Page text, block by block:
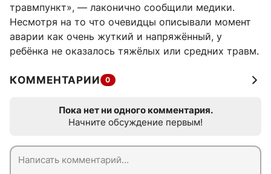
травмпункт», — лаконично сообщили медики.
Несмотря на то что очевидцы описывали момент
аварии как очень жуткий и напряжённый, у
ребёнка не оказалось тяжёлых или средних травм.
КОММЕНТАРИИ 0
Пока нет ни одного комментария.
Начните обсуждение первым!